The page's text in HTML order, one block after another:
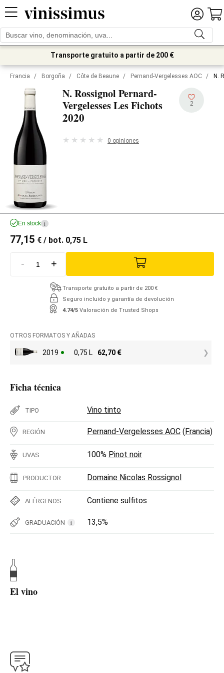
Transporte gratuito a partir de 200 €
Francia / Borgoña / Côte de Beaune / Pernand-Vergelesses AOC / N.
N. Rossignol Pernard-
Vergelesses Les Fichots
2020
2
0 opiniones
En stock i
77,15 € / bot. 0,75 L
- +
Transporte gratuito a partir de 200 €
Seguro incluido y garantía de devolución
4.74/5 Valoración de Trusted Shops
OTROS FORMATOS Y AÑADAS
2019 0,75 L 62,70 €
Ficha técnica
TIPO Vino tinto
REGIÓN Pernand-Vergelesses AOC (Francia)
UVAS 100% Pinot noir
PRODUCTOR Domaine Nicolas Rossignol
ALÉRGENOS Contiene sulfitos
GRADUACIÓN i 13,5%
El vino